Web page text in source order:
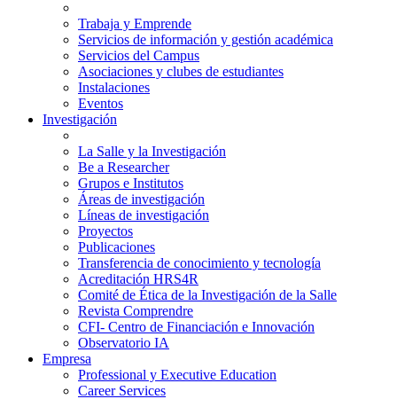
Trabaja y Emprende
Servicios de información y gestión académica
Servicios del Campus
Asociaciones y clubes de estudiantes
Instalaciones
Eventos
Investigación
La Salle y la Investigación
Be a Researcher
Grupos e Institutos
Áreas de investigación
Líneas de investigación
Proyectos
Publicaciones
Transferencia de conocimiento y tecnología
Acreditación HRS4R
Comité de Ética de la Investigación de la Salle
Revista Comprendre
CFI- Centro de Financiación e Innovación
Observatorio IA
Empresa
Professional y Executive Education
Career Services